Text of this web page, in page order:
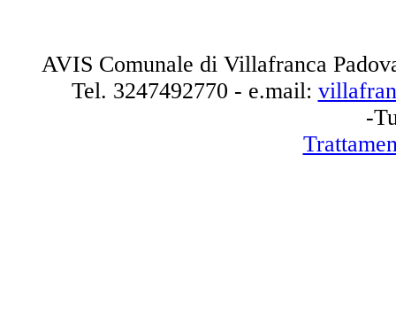
AVIS Comunale di Villafranca
Tel. 3247492770 - e.mail:
-